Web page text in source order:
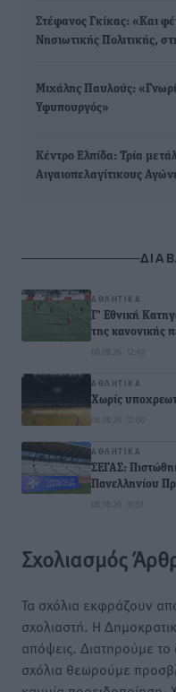
Στέφανος Γκίκας: «Και
Νησιωτικής Πολιτικής,
Μιχάλης Παυλούς:
Υφυπουργός»
Κέντρο Ελπίδα: Τρία
Αιγαιοπελαγίτικους
ΑΘΛΗΤΙΚΆ
Γ’ Εθνική
της κανονικής
08.08.26 · 12:40
ΑΘΛΗΤΙΚΆ
Χωρίς
08.08.26 · 12:00
ΑΘΛΗΤΙΚΆ
ΣΕΓΑΣ:
Πανελληνίου
08.08.26 · 10:51
Σχολιασμός
Τα σχόλια εκφράζουν
σχολιαστή. Η
απόψεις. Διατηρούμε
σχόλια θεωρούμε